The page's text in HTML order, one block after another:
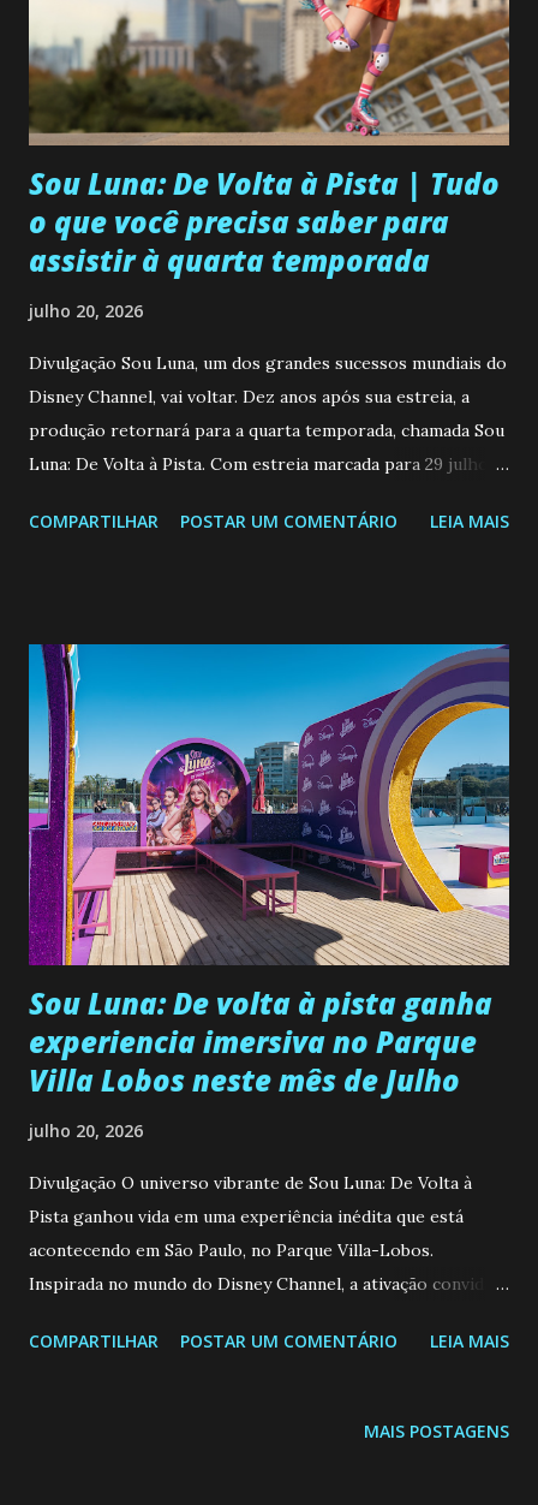
de suspeitos. Salvador avisa a Gabriel que sua investigação
está sendo manipulada por alguém poderoso e sugere ir
para outro país enquanto consegue esclarecer o
desaparecimento de Francisco. Joana tenta f...
Sou Luna: De Volta à Pista | Tudo
o que você precisa saber para
assistir à quarta temporada
julho 20, 2026
Divulgação Sou Luna, um dos grandes sucessos mundiais do
Disney Channel, vai voltar. Dez anos após sua estreia, a
produção retornará para a quarta temporada, chamada Sou
Luna: De Volta à Pista. Com estreia marcada para 29 julho
que marcou uma geração. Para refrescar sua memória e
DE VOLTA À PISTA GANHA EXPERIÊNCIA IMERSIVA NO
PARQUE VILLA LOBOS NESTE MÊS DE JULHO Lançada em
2016, Sou Luna: De Volta à Pista conta a história de Luna
Valente (Karol Sevilla), jovem apaixonada por patinação que
aproveita seus dotes para trabalhar fazendo entregas junto
a Simón (Michael Ronda), seu melhor amigo de infância. A
vida dela muda quando a mansão onde trabalham seus pais
adotivos, Mônica (Ana Carolina Valsagna) e Miguel (David
Murí), é comprada por Sharon Benson (Lucila Gandol...
COMPARTILHAR POSTAR UM COMENTÁRIO LEIA MAIS
Sou Luna: De volta à pista ganha
experiencia imersiva no Parque
Villa Lobos neste mês de Julho
julho 20, 2026
Divulgação O universo vibrante de Sou Luna: De Volta à
Pista ganhou vida em uma experiência inédita que está
acontecendo em São Paulo, no Parque Villa-Lobos.
Inspirada no mundo do Disney Channel, a ativação convida o
jornada imersiva que reúne patinação, moda, música e
COMPARTILHAR POSTAR UM COMENTÁRIO LEIA MAIS
MAIS POSTAGENS